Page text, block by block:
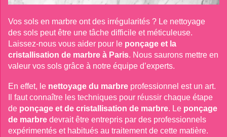
Vos sols en marbre ont des irrégularités ? Le nettoyage
des sols peut être une tâche difficile et méticuleuse.
Laissez-nous vous aider pour le ponçage et la
cristallisation de marbre à Paris. Nous saurons mettre en
valeur vos sols grâce à notre équipe d’experts.
En effet, le nettoyage du marbre professionnel est un art.
Il faut connaître les techniques pour réussir chaque étape
de ponçage et de cristallisation de marbre. Le ponçage
de marbre devrait être entrepris par des professionnels
expérimentés et habitués au traitement de cette matière.